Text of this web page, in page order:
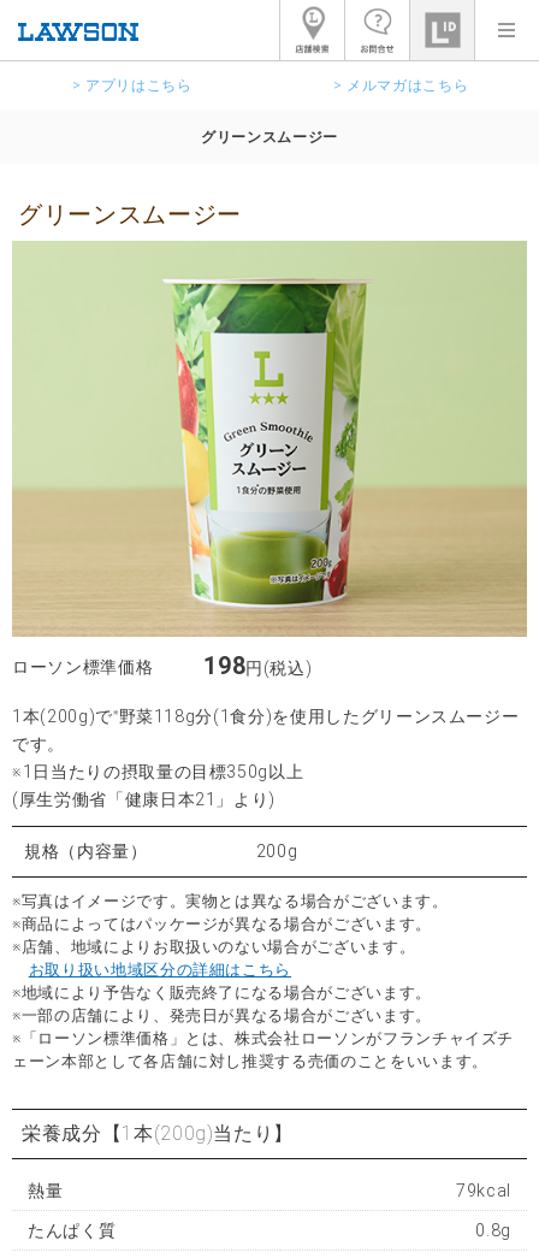
> アプリはこちら > メルマガはこちら
グリーンスムージー
グリーンスムージー
ローソン標準価格 198円(税込)
1本(200g)で※ 野菜118g分(1食分)を使用したグリーンスムージー
です。
※1日当たりの摂取量の目標350g以上
(厚生労働省「健康日本21」より)
規格（内容量） 200g
※写真はイメージです。実物とは異なる場合がございます。
※商品によってはパッケージが異なる場合がございます。
※店舗、地域によりお取扱いのない場合がございます。
お取り扱い地域区分の詳細はこちら
※地域により予告なく販売終了になる場合がございます。
※一部の店舗により、発売日が異なる場合がございます。
※「ローソン標準価格」とは、株式会社ローソンがフランチャイズチ
ェーン本部として各店舗に対し推奨する売価のことをいいます。
栄養成分 【1本(200g)当たり】
熱量 79kcal
たんぱく質 0.8g